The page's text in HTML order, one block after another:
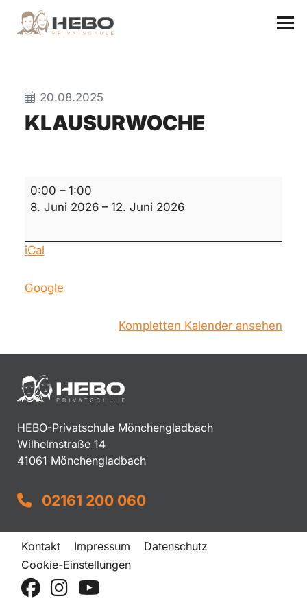
20.08.2025
KLAUSURWOCHE
Klausurwoche
0:00 – 1:00
8. Juni 2026 – 12. Juni 2026
iCal
Google
Kompletten Kalender ansehen
HEBO-Privatschule Mönchengladbach
Wilhelmstraße 14
41061 Mönchengladbach
02161 200 060
Kontakt Impressum
Datenschutz
Cookie-Einstellungen